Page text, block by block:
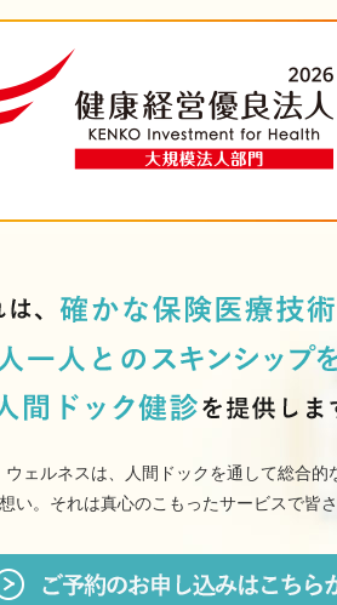
ェルネスは、人間ドックを通して総合的
い。それは真心のこもったサービスで皆